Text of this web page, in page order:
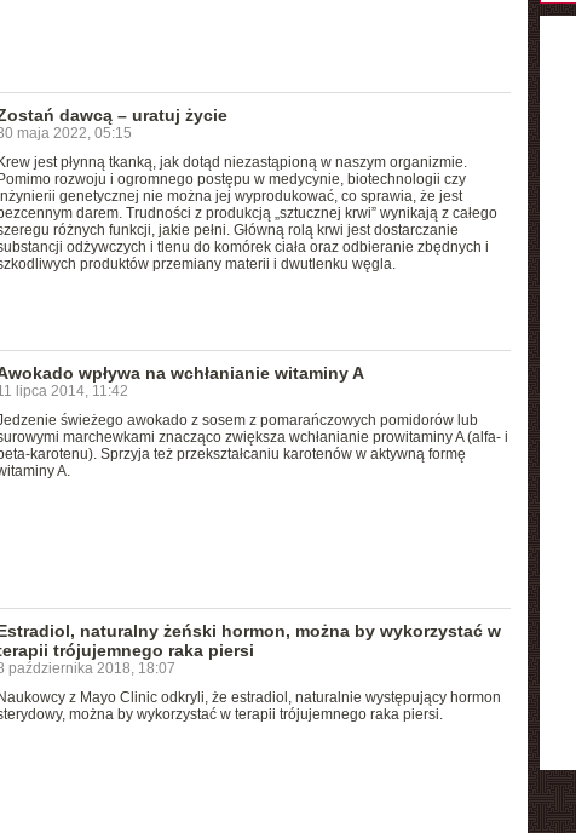
dawcą – uratuj życie
maja 2022, 05:15
jest płynną tkanką, jak dotąd niezastąpioną w naszym organizmie.
rozwoju i ogromnego postępu w medycynie, biotechnologii czy
genetycznej nie można jej wyprodukować, co sprawia, że jest
darem. Trudności z produkcją „sztucznej krwi” wynikają z całego
różnych funkcji, jakie pełni. Główną rolą krwi jest dostarczanie
odżywczych i tlenu do komórek ciała oraz odbieranie zbędnych i
produktów przemiany materii i dwutlenku węgla.
wpływa na wchłanianie witaminy A
lipca 2014, 11:42
świeżego awokado z sosem z pomarańczowych pomidorów lub
marchewkami znacząco zwiększa wchłanianie prowitaminy A (alfa- i
karotenu). Sprzyja też przekształcaniu karotenów w aktywną formę
A.
naturalny żeński hormon, można by wykorzystać w
trójujemnego raka piersi
października 2018, 18:07
z Mayo Clinic odkryli, że estradiol, naturalnie występujący hormon
można by wykorzystać w terapii trójujemnego raka piersi.